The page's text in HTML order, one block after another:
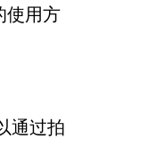
使用方
通过拍